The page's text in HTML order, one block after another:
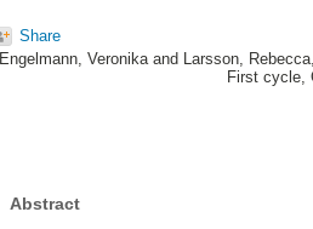
Share
Engelmann, Veronikaand Larsson, Rebecca
First cycle,
Abstract